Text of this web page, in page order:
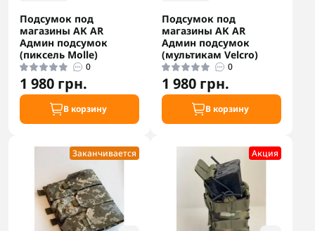
Подсумок под
магазины АК AR
Админ подсумок
(пиксель Molle)
0
1 980 грн.
В корзину
Подсумок под
магазины АК AR
Админ подсумок
(мультикам Velcro)
0
1 980 грн.
В корзину
Заканчивается Акция